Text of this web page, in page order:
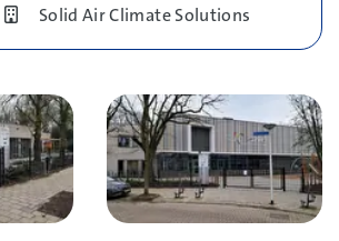
Bedrijf
Solid Air Climate Solutions